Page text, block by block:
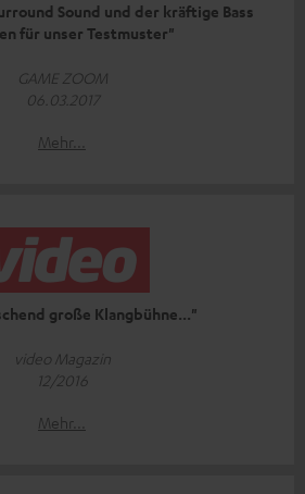
Sound und der kräftige Bass
für unser Testmuster"
GAME ZOOM
06.03.2017
Mehr...
große Klangbühne..."
video Magazin
12/2016
Mehr...